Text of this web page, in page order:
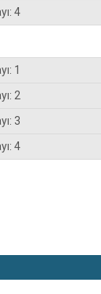
4
1
2
3
4